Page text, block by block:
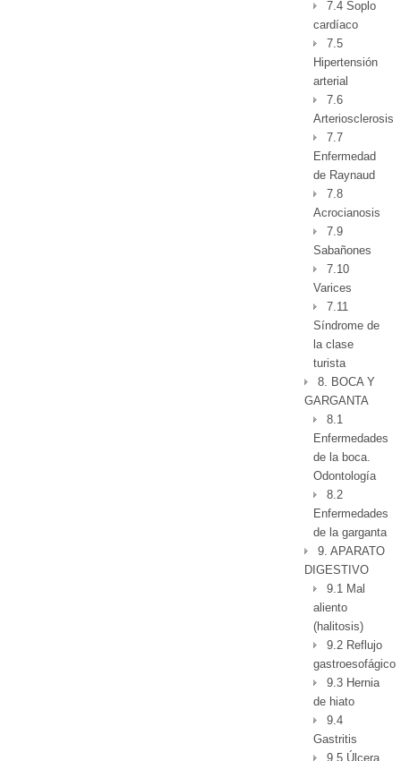
7.4 Soplo
cardíaco
7.5
Hipertensión
arterial
7.6
Arteriosclerosis
7.7
Enfermedad
de Raynaud
7.8
Acrocianosis
7.9
Sabañones
7.10
Varices
7.11
Síndrome de
la clase
turista
8. BOCA Y
GARGANTA
8.1
Enfermedades
de la boca.
Odontología
8.2
Enfermedades
de la garganta
9. APARATO
DIGESTIVO
9.1 Mal
aliento
(halitosis)
9.2 Reflujo
gastroesofágico
9.3 Hernia
de hiato
9.4
Gastritis
9.5 Úlcera